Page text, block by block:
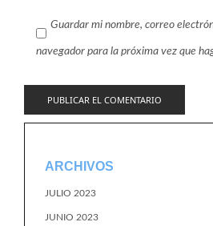
Guardar mi nombre, correo
navegador para la próxima vez que
ARCHIVOS
JULIO 2023
JUNIO 2023